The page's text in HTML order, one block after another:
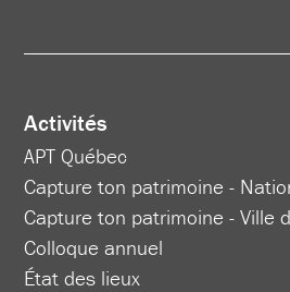
Activités
APT Québec
Capture ton patrimoine -
Capture ton patrimoine - Ville
Colloque annuel
État des lieux